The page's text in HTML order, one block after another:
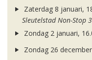
Zaterdag 8 januari,
Sleutelstad Non-Stop
Zondag 2 januari,
Zondag 26